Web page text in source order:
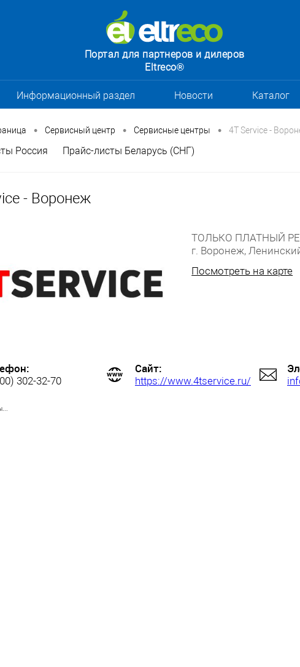
Портал для партнеров и дилеров
Eltreco®
Информационный раздел Новости Каталог
• Сервисный центр • Сервисные центры • 4T Service -
Россия Прайс-листы Беларусь (СНГ)
- Воронеж
ТОЛЬКО ПЛАТНЫЙ
г. Воронеж,
Посмотреть на карте
302-32-70
Сайт:
https://www.4tservice.ru/